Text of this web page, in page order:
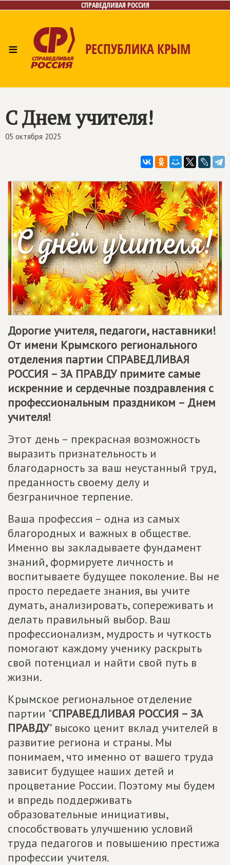
СПРАВЕДЛИВАЯ РОССИЯ
≡ РЕСПУБЛИКА КРЫМ
С Днем учителя!
05 октября 2025
Дорогие учителя, педагоги, наставники!
От имени Крымского регионального
отделения партии СПРАВЕДЛИВАЯ
РОССИЯ – ЗА ПРАВДУпримите самые
искренние и сердечные поздравления с
профессиональным праздником – Днем
учителя!
Этот день – прекрасная возможность
выразить признательность и
благодарность за ваш неустанный труд,
преданность своему делу и
безграничное терпение.
Ваша профессия – одна из самых
благородных и важных в обществе.
Именно вы закладываете фундамент
знаний, формируете личность и
воспитываете будущее поколение. Вы не
просто передаете знания, вы учите
думать, анализировать, сопереживать и
делать правильный выбор. Ваш
профессионализм, мудрость и чуткость
помогают каждому ученику раскрыть
свой потенциал и найти свой путь в
жизни.
Крымское региональное отделение
партии "СПРАВЕДЛИВАЯ РОССИЯ – ЗА
ПРАВДУ" высоко ценит вклад учителей в
развитие региона и страны. Мы
понимаем, что именно от вашего труда
зависит будущее наших детей и
процветание России. Поэтому мы будем
и впредь поддерживать
образовательные инициативы,
способствовать улучшению условий
труда педагогов и повышению престижа
профессии учителя.